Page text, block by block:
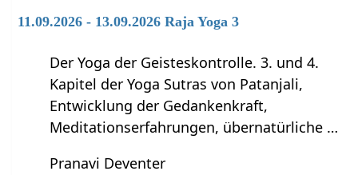
11.09.2026 - 13.09.2026 Raja Yoga 3
Der Yoga der Geisteskontrolle. 3. und 4.
Kapitel der Yoga Sutras von Patanjali,
Entwicklung der Gedankenkraft,
Meditationserfahrungen, übernatürliche …
Pranavi Deventer